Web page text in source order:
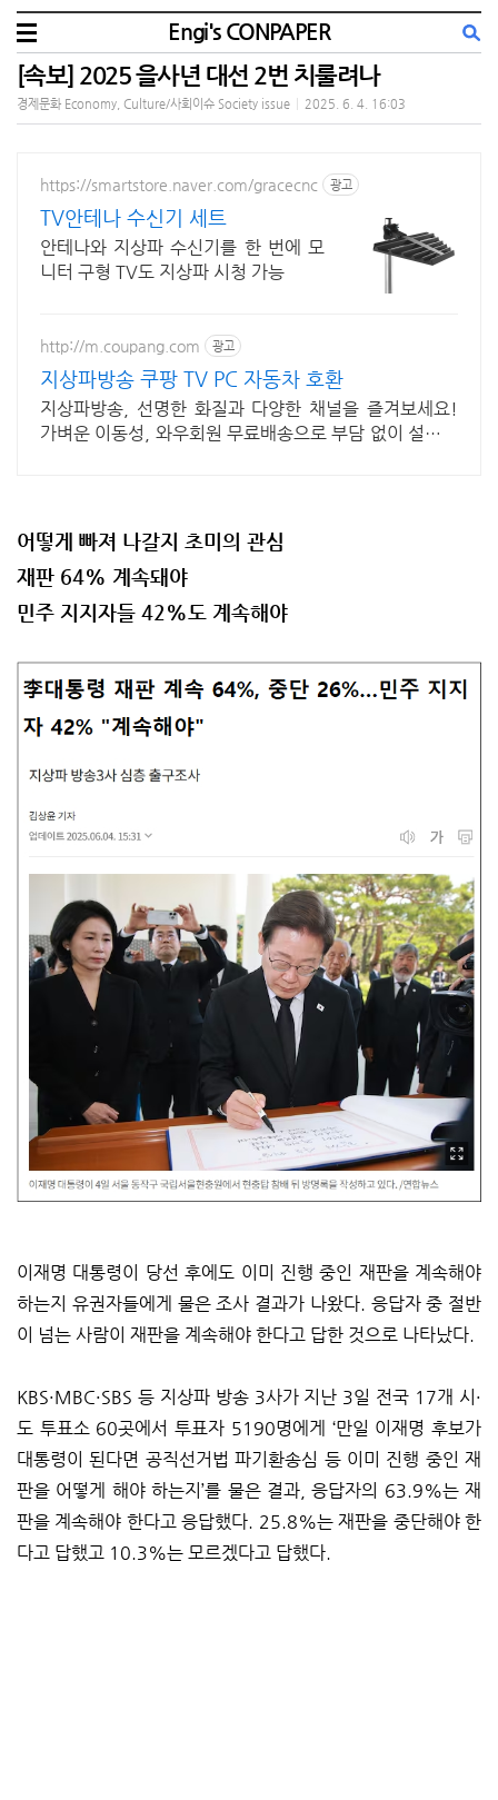
Engi's CONPAPER
[속보] 2025 을사년 대선 2번 치룰려나
경제문화 Economy, Culture/사회이슈 Society issue 2025. 6. 4. 16:03
https://smartstore.naver.com/gracecnc 광고
TV안테나 수신기 세트
안테나와 지상파 수신기를 한 번에 모
니터 구형 TV도 지상파 시청 가능
http://m.coupang.com 광고
지상파방송 쿠팡 TV PC 자동차 호환
지상파방송, 선명한 화질과 다양한 채널을 즐겨보세요!
가벼운 이동성, 와우회원 무료배송으로 부담 없이 설치하
어떻게 빠져 나갈지 초미의 관심
재판 64% 계속돼야
민주 지지자들 42%도 계속해야
이재명 대통령이 당선 후에도 이미 진행 중인 재판을 계속해야
하는지 유권자들에게 물은 조사 결과가 나왔다. 응답자 중 절반
이 넘는 사람이 재판을 계속해야 한다고 답한 것으로 나타났다.
KBS·MBC·SBS 등 지상파 방송 3사가 지난 3일 전국 17개 시·
도 투표소 60곳에서 투표자 5190명에게 ‘만일 이재명 후보가
대통령이 된다면 공직선거법 파기환송심 등 이미 진행 중인 재
판을 어떻게 해야 하는지’를 물은 결과, 응답자의 63.9%는 재
판을 계속해야 한다고 응답했다. 25.8%는 재판을 중단해야 한
다고 답했고 10.3%는 모르겠다고 답했다.